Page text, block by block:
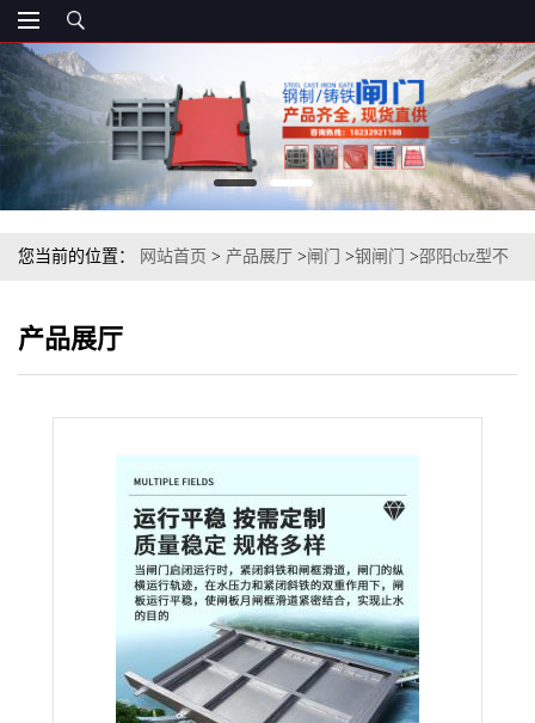
您当前的位置： 网站首页 > 产品展厅 >闸门 >钢闸门 >邵阳cbz型不
产品展厅